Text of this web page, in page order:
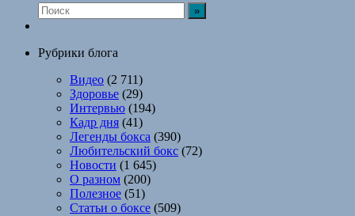
Рубрики блога
Видео (2 711)
Здоровье (29)
Интервью (194)
Кадр дня (41)
Легенды бокса (390)
Любительский бокс (72)
Новости (1 645)
О разном (200)
Полезное (51)
Статьи о боксе (509)